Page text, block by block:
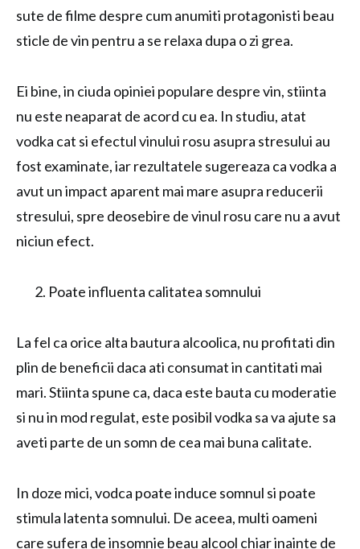
sute de filme despre cum anumiti protagonisti beau
sticle de vin pentru a se relaxa dupa o zi grea.
Ei bine, in ciuda opiniei populare despre vin, stiinta
nu este neaparat de acord cu ea. In studiu, atat
vodka cat si efectul vinului rosu asupra stresului au
fost examinate, iar rezultatele sugereaza ca vodka a
avut un impact aparent mai mare asupra reducerii
stresului, spre deosebire de vinul rosu care nu a avut
niciun efect.
Poate influenta calitatea somnului
La fel ca orice alta bautura alcoolica, nu profitati din
plin de beneficii daca ati consumat in cantitati mai
mari. Stiinta spune ca, daca este bauta cu moderatie
si nu in mod regulat, este posibil vodka sa va ajute sa
aveti parte de un somn de cea mai buna calitate.
In doze mici, vodca poate induce somnul si poate
stimula latenta somnului. De aceea, multi oameni
care sufera de insomnie beau alcool chiar inainte de